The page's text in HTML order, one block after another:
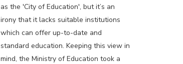
as the 'City of Education', but it’s an
irony that it lacks suitable institutions
which can offer up-to-date and
standard education. Keeping this view in
mind, the Ministry of Education took a